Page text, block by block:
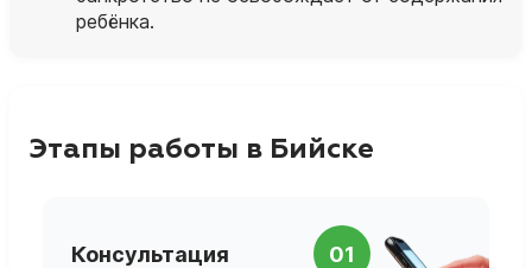
ребёнка.
Этапы работы в Бийске
Консультация 01